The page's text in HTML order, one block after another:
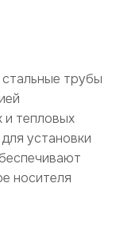
трубы
и тепловых
установки
носителя